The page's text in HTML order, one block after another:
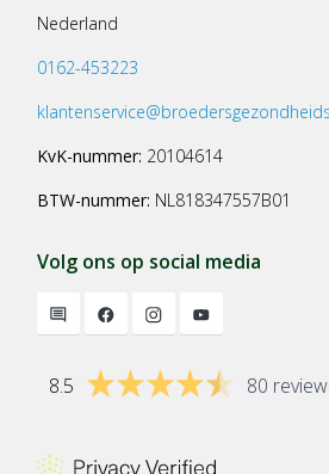
Nederland
0162-453223
KvK-nummer: 20104614
BTW-nummer: NL818347557B01
Volg ons op social media
8.5 80